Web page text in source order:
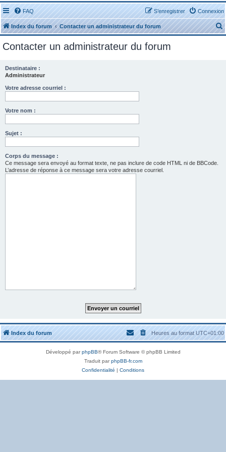
FAQ Connexion
S’enregistrer
Index du forum Contacter un administrateur du forum
e
Contacter un administrateur du forum
Destinataire :
Administrateur
Votre adresse courriel :
Votre nom :
Sujet :
Corps du message :
Ce message sera envoyé au format texte, ne pas inclure de code HTML ni de BBCode.
L’adresse de réponse à ce message sera votre adresse courriel.
Index du forum Heures au formatUTC+01:00
Développé parphpBB® Forum Software © phpBB Limited
Traduit parphpBB-fr.com
Confidentialité | Conditions